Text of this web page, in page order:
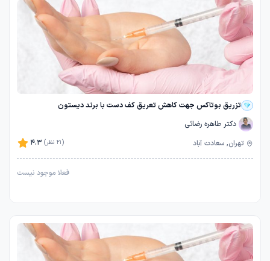
تزریق بوتاکس جهت کاهش تعریق کف دست با برند دیستون
دکتر طاهره رضائی
4.3
(21 نظر) تهران, سعادت آباد
فعلا موجود نیست